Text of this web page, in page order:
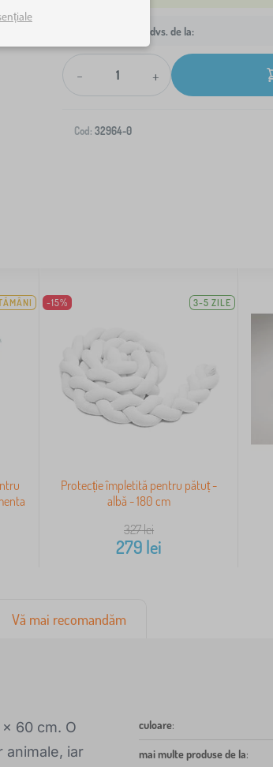
Livrare la adresa dvs. de la:
- +
Cod: 32964-0
-15% 3-5 ZILE
Protecție împletită pentru pătuț -
albă - 180 cm
327lei
279 lei
Vă mai recomandăm
60 cm. O
animale, iar
culoare:
mai multe produse de la: